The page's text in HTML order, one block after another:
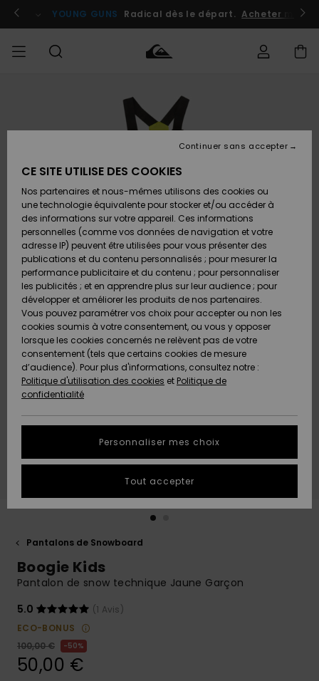
l'information
le
Se connecter / s'inscrire
YOUNG GUNS Radical dès le départ. Acheter
Vêtements
Chaussures
& Tongs
Surf
Snow
Nouveautés
A
Découvrir
Vêtements
Chaussures
& Tongs
Surf
Snow
Nouveautés
A
Découvrir
FEMME
Shop
A
Découvrir
Snow
SURF
Surf
Shop
Homme
Surf
Shop
Enfant
Highlights
Communauté
SNOW
Snow
Shop
Homme
Snow
Shop
Enfant
Snow
Shop
Femme
A
Découvrir
Communauté
OUTLET
Outlet
Homme
Enfant
Outlet
Femme
AIDE &
CONTACT
commande
Retours
Paiement
Carte
Cadeau
Quiksilver
Freedom
Protection
des
tailles
conversation
obtenir la
plus rapide
à votre
Démarrer
MAGASINS
QUIKSILVER
Pantalons de Snowboard
Boogie Kids
Pantalon de snow technique Jaune Garçon
5.0
(1 Avis)
ECO-BONUS
100,00 €
50%
50,00 €
CE SITE UTILISE DES COOKIES
Nos partenaires et nous-mêmes utilisons des cookies ou
une technologie équivalente pour stocker et/ou accéder à
des informations sur votre appareil. Ces informations
personnelles (comme vos données de navigation et votre
adresse IP) peuvent être utilisées pour vous présenter des
publications et du contenu personnalisés ; pour mesurer la
performance publicitaire et du contenu ; pour personnaliser
les publicités ; et en apprendre plus sur leur audience ; pour
développer et améliorer les produits de nos partenaires.
Vous pouvez paramétrer vos choix pour accepter ou non les
cookies soumis à votre consentement, ou vous y opposer
lorsque les cookies concernés ne relèvent pas de votre
consentement (tels que certains cookies de mesure
d’audience). Pour plus d'informations, consultez notre :
Politique d'utilisation des cookies et Politique de
confidentialité
Personnaliser mes choix
Continuer sans accepter
Tout accepter